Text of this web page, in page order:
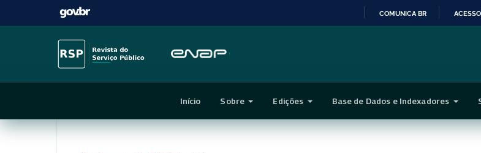
CONTEÚDO
COMUNICA BR
Início Sobre Edições Base de Dados e Indexadores